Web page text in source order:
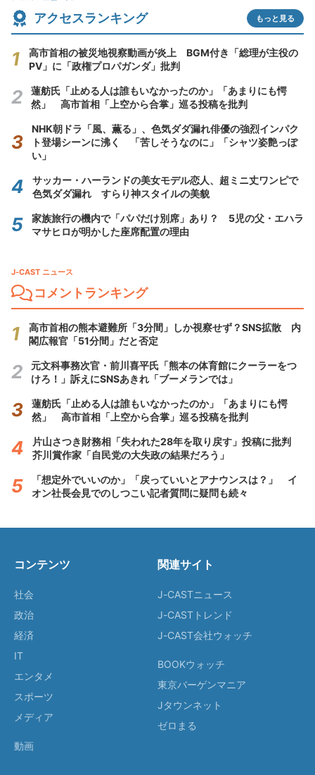
アクセスランキング もっと見る
高市首相の被災地視察動画が炎上 BGM付き「総理が主役の
PV」に「政権プロパガンダ」批判
蓮舫氏「止める人は誰もいなかったのか」「あまりにも愕
然」 高市首相「上空から合掌」巡る投稿を批判
NHK朝ドラ「風、薫る」、色気ダダ漏れ俳優の強烈インパク
ト登場シーンに沸く 「苦しそうなのに」「シャツ姿艶っぽ
い」
サッカー・ハーランドの美女モデル恋人、超ミニ丈ワンピで
色気ダダ漏れ すらり神スタイルの美貌
家族旅行の機内で「パパだけ別席」あり？ 5児の父・エハラ
マサヒロが明かした座席配置の理由
J-CAST ニュース
コメントランキング
高市首相の熊本避難所「3分間」しか視察せず？SNS拡散 内
閣広報官「51分間」だと否定
元文科事務次官・前川喜平氏「熊本の体育館にクーラーをつ
けろ！」訴えにSNSあきれ「ブーメランでは」
蓮舫氏「止める人は誰もいなかったのか」「あまりにも愕
然」 高市首相「上空から合掌」巡る投稿を批判
片山さつき財務相「失われた28年を取り戻す」投稿に批判
芥川賞作家「自民党の大失政の結果だろう」
「想定外でいいのか」「戻っていいとアナウンスは？」 イ
オン社長会見でのしつこい記者質問に疑問も続々
コンテンツ
社会
政治
経済
IT
エンタメ
スポーツ
メディア
動画
関連サイト
J-CASTニュース
J-CASTトレンド
J-CAST会社ウォッチ
BOOKウォッチ
東京バーゲンマニア
Jタウンネット
ゼロまる